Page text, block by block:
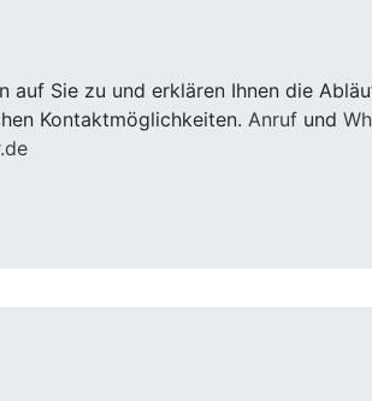
auf Sie zu und erklären Ihnen die
Kontaktmöglichkeiten. Anruf und